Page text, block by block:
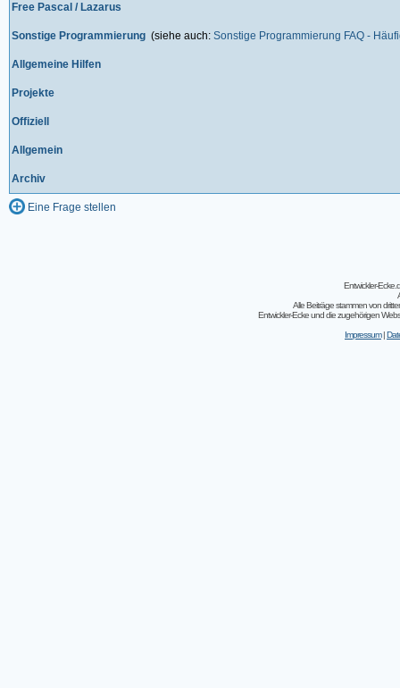
Free Pascal / Lazarus
Sonstige Programmierung (siehe auch: Sonstige Programmierung FAQ -
Allgemeine Hilfen
Projekte
Offiziell
Allgemein
Archiv
Eine Frage stellen
Entwickler-
Alle Beiträge stammen von
Entwickler-Ecke und die zugehörigen
Impressum|